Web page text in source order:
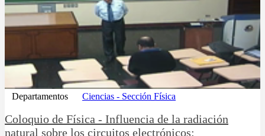
Departamentos Ciencias - Sección Física
Coloquio de Fí­sica - Influencia de la radiación
natural sobre los circuitos electrónicos: